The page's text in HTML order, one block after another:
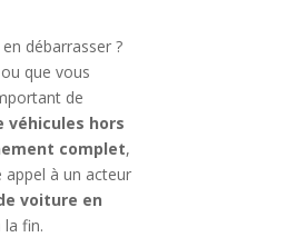
débarrasser ?
ou que vous
de
véhicules hors
complet,
appel à un acteur
voiture en
fin.